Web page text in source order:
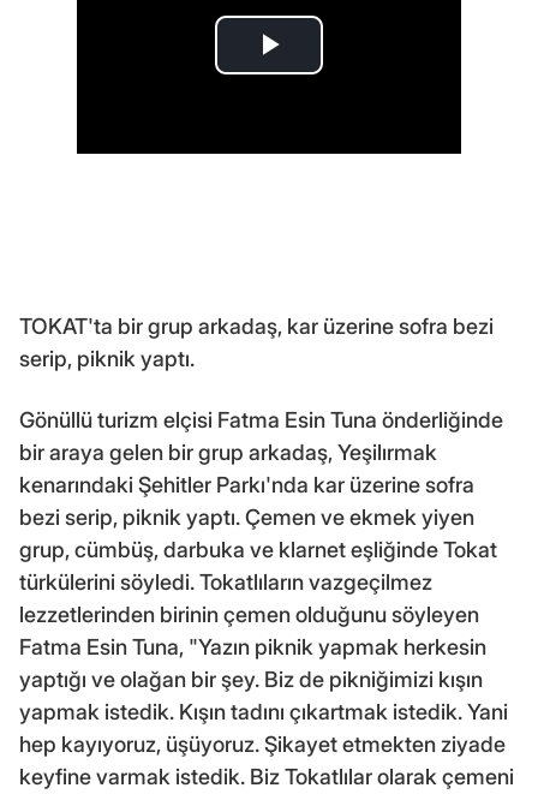
TOKAT'ta bir grup arkadaş, kar üzerine sofra bezi
serip, piknik yaptı.
Gönüllü turizm elçisi Fatma Esin Tuna önderliğinde
bir araya gelen bir grup arkadaş, Yeşilırmak
kenarındaki Şehitler Parkı'nda kar üzerine sofra
bezi serip, piknik yaptı. Çemen ve ekmek yiyen
grup, cümbüş, darbuka ve klarnet eşliğinde Tokat
türkülerini söyledi. Tokatlıların vazgeçilmez
lezzetlerinden birinin çemen olduğunu söyleyen
Fatma Esin Tuna, "Yazın piknik yapmak herkesin
yaptığı ve olağan bir şey. Biz de pikniğimizi kışın
yapmak istedik. Kışın tadını çıkartmak istedik. Yani
hep kayıyoruz, üşüyoruz. Şikayet etmekten ziyade
keyfine varmak istedik. Biz Tokatlılar olarak çemeni